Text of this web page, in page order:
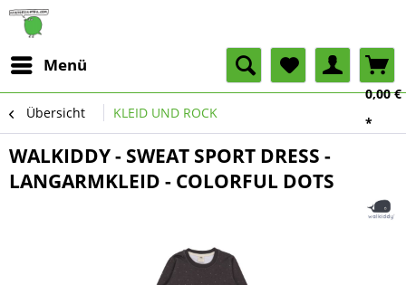
Menü
0,00 €
*
Übersicht KLEID UND ROCK
WALKIDDY - SWEAT SPORT DRESS -
LANGARMKLEID - COLORFUL DOTS